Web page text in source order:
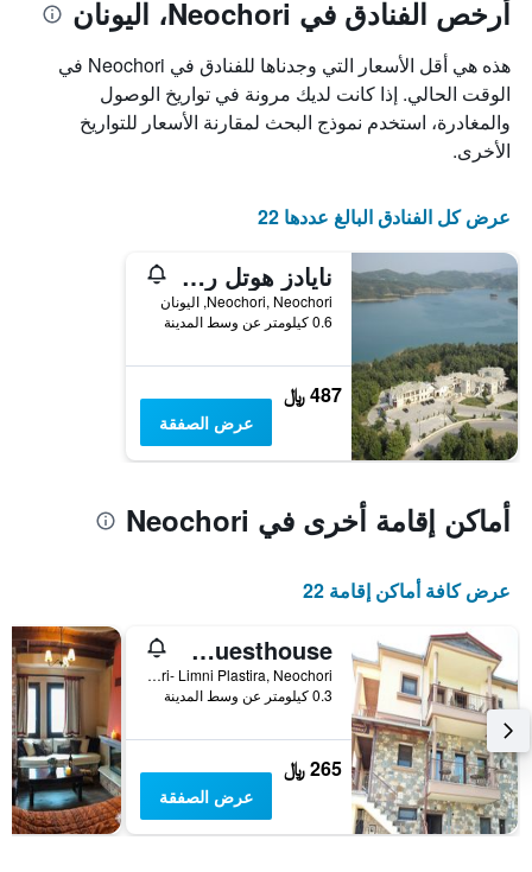
مع
التصنيف
حسب
النجوم
يتضمن
المخطط
1
التي
تعرض
فئات
الفنادق
يتضمن
المخطط
1
محور
Y
الذي
سعر
الغرفة
الليلة
عُثر
عليه
خلال
آخر
3
أيام
أرخص الفنادق في Neochori، اليونان
هذه هي أقل الأسعار التي وجدناها للفنادق في Neochori في
الوقت الحالي. إذا كانت لديك مرونة في تواريخ الوصول
والمغادرة، استخدم نموذج البحث لمقارنة الأسعار للتواريخ
الأخرى.
عرض كل الفنادق البالغ عددها 22
نايادز هوتل ريزورت آند كونفرانس
Neochori, Neochori, اليونان
0.6 كيلومتر عن وسط المدينة
487 ﷼
عرض الصفقة
أماكن إقامة أخرى في Neochori
عرض كافة أماكن إقامة 22
Kynthia Guesthouse
Neochori- Limni Plastira, Neochori, اليونان
0.3 كيلومتر عن وسط المدينة
265 ﷼
عرض الصفقة